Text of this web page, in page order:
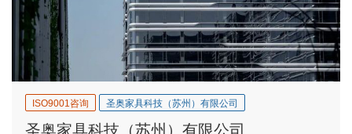
ISO9001咨询 圣奥家具科技（苏州）有限公司
圣奥家具科技（苏州）有限公司